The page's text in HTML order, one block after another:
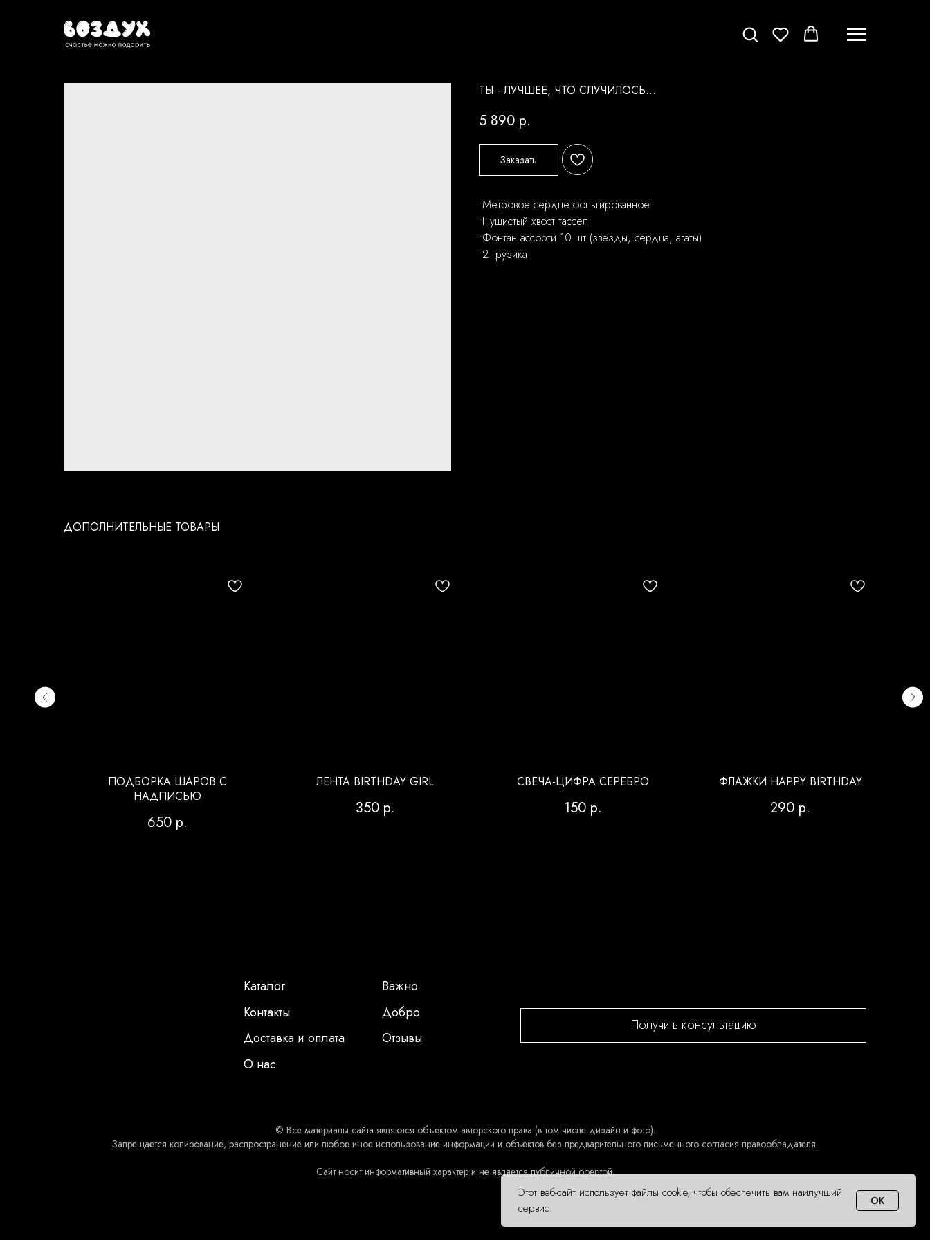
ТЫ - ЛУЧШЕЕ, ЧТО СЛУЧИЛОСЬ...
5 890 р.
Заказать
•Метровое сердце фольгированное
•Пушистый хвост тассел
•Фонтан ассорти 10 шт (звезды, сердца, агаты)
•2 грузика
ДОПОЛНИТЕЛЬНЫЕ ТОВАРЫ
ПОДБОРКА ШАРОВ С
НАДПИСЬЮ
650 р.
ЛЕНТА BIRTHDAY GIRL
350 р.
СВЕЧА-ЦИФРА СЕРЕБРО
150 р.
ФЛАЖКИ HAPPY BIRTHDAY
290 р.
Каталог
Контакты
Доставка и оплата
О нас
Важно
Добро
Отзывы
Получить консультацию
© Все материалы сайта являются объектом авторского права (в том числе дизайн и фото).
Запрещается копирование, распространение или любое иное использование информации и объектов без предварительного письменного согласия правообладателя.
Сайт носит информативный характер и не является публичной офертой.
Этот веб-сайт использует файлы cookie, чтобы обеспечить вам наилучший
сервис.
OK